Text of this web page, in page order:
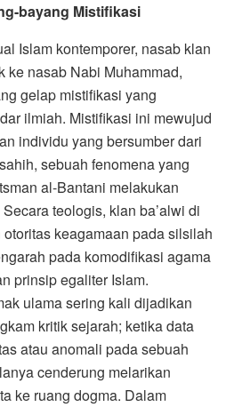
bayang Mistifikasi
Islam kontemporer, nasab klan
ke nasab Nabi Muhammad,
gelap mistifikasi yang
ilmiah. Mistifikasi ini mewujud
individu yang bersumber dari
sebuah fenomena yang
al-Bantani melakukan
teologis, klan ba’alwi di
keagamaan pada silsilah
pada komodifikasi agama
prinsip egaliter Islam.
ulama sering kali dijadikan
kritik sejarah; ketika data
atau anomali pada sebuah
cenderung melarikan
ke ruang dogma. Dalam